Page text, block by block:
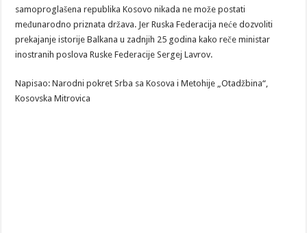
samoproglašena republika Kosovo nikada ne može postati
međunarodno priznata država. Jer Ruska Federacija neće dozvoliti
prekajanje istorije Balkana u zadnjih 25 godina kako reče ministar
inostranih poslova Ruske Federacije Sergej Lavrov.
Napisao: Narodni pokret Srba sa Kosova i Metohije „Otadžbina“,
Kosovska Mitrovica